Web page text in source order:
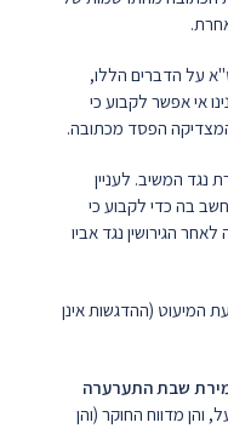
על הדברים הללו,
אי אפשר לקבוע כי
הפסד מכתובה.
המשיב. לעניין
בה כדי לקבוע כי
הגירושין נגד אביו
המיעוט (ההדגשות אינן
שבת התערערה
והן מדווח החוקר (והן